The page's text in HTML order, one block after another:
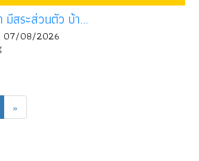
มีสระส่วนตัว บ้า...
: 07/08/2026
»